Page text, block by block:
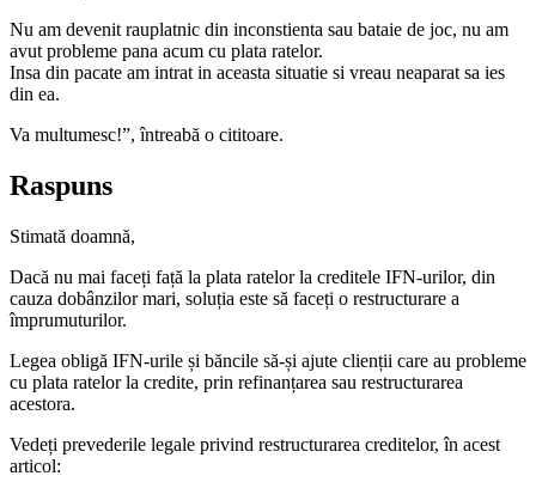
Nu am devenit rauplatnic din inconstienta sau bataie de joc, nu am
avut probleme pana acum cu plata ratelor.
Insa din pacate am intrat in aceasta situatie si vreau neaparat sa ies
din ea.
Va multumesc!”, întreabă o cititoare.
Raspuns
Stimată doamnă,
Dacă nu mai faceți față la plata ratelor la creditele IFN-urilor, din
cauza dobânzilor mari, soluția este să faceți o restructurare a
împrumuturilor.
Legea obligă IFN-urile și băncile să-și ajute clienții care au probleme
cu plata ratelor la credite, prin refinanțarea sau restructurarea
acestora.
Vedeți prevederile legale privind restructurarea creditelor, în acest
articol: